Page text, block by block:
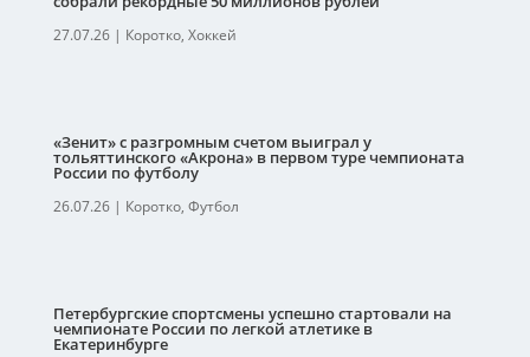
27.07.26| Коротко, Хоккей
«Зенит» с разгромным счетом выиграл у
тольяттинского «Акрона» в первом туре чемпионата
России по футболу
26.07.26| Коротко, Футбол
Петербургские спортсмены успешно стартовали на
чемпионате России по легкой атлетике в
Екатеринбурге